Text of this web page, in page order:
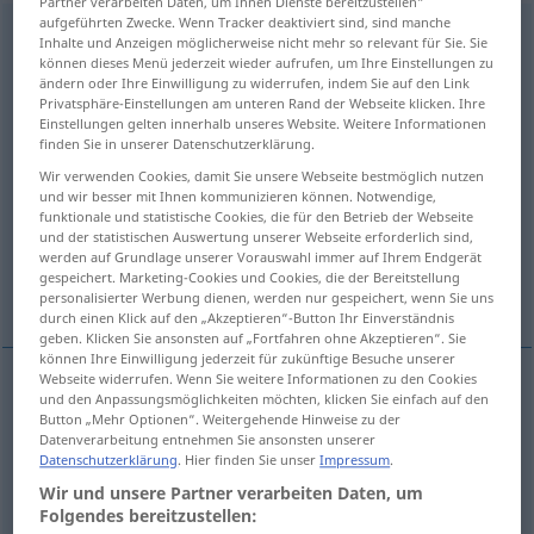
einverstandenadj <präd>
Übersicht aller Übersetzungen
(Für mehr Details die Übersetzung anklicken/antippen)
to agree with... to approve of...
to disagree... to consent to...
Beispiele
einverstandensein
toagree, to beagreed
aufgeführten Zwecke. Wenn Tracker deaktiviert sind, sind manche
Inhalte und Anzeigen möglicherweise nicht mehr so relevant für Sie. Sie
können dieses Menü jederzeit wieder aufrufen, um Ihre Einstellungen zu
ändern oder Ihre Einwilligung zu widerrufen, indem Sie auf den Link
Privatsphäre-Einstellungen am unteren Rand der Webseite klicken. Ihre
Einstellungen gelten innerhalb unseres Website. Weitere Informationen
finden Sie in unserer Datenschutzerklärung.
Wir verwenden Cookies, damit Sie unsere Webseite bestmöglich nutzen
und wir besser mit Ihnen kommunizieren können. Notwendige,
funktionale und statistische Cookies, die für den Betrieb der Webseite
und der statistischen Auswertung unserer Webseite erforderlich sind,
werden auf Grundlage unserer Vorauswahl immer auf Ihrem Endgerät
gespeichert. Marketing-Cookies und Cookies, die der Bereitstellung
personalisierter Werbung dienen, werden nur gespeichert, wenn Sie uns
durch einen Klick auf den „Akzeptieren“-Button Ihr Einverständnis
geben. Klicken Sie ansonsten auf „Fortfahren ohne Akzeptieren“. Sie
können Ihre Einwilligung jederzeit für zukünftige Besuche unserer
Webseite widerrufen. Wenn Sie weitere Informationen zu den Cookies
und den Anpassungsmöglichkeiten möchten, klicken Sie einfach auf den
Button „Mehr Optionen“. Weitergehende Hinweise zu der
Datenverarbeitung entnehmen Sie ansonsten unserer
Datenschutzerklärung. Hier finden Sie unserImpressum.
Wir und unsere Partner verarbeiten Daten, um
Folgendes bereitzustellen: